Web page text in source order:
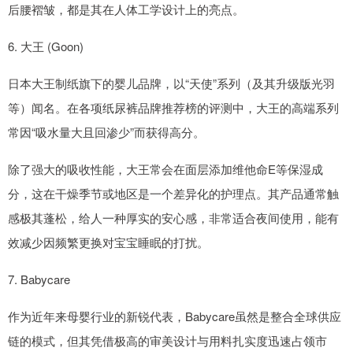
后腰褶皱，都是其在人体工学设计上的亮点。
6. 大王 (Goon)
日本大王制纸旗下的婴儿品牌，以“天使”系列（及其升级版光羽
等）闻名。在各项纸尿裤品牌推荐榜的评测中，大王的高端系列
常因“吸水量大且回渗少”而获得高分。
除了强大的吸收性能，大王常会在面层添加维他命E等保湿成
分，这在干燥季节或地区是一个差异化的护理点。其产品通常触
感极其蓬松，给人一种厚实的安心感，非常适合夜间使用，能有
效减少因频繁更换对宝宝睡眠的打扰。
7. Babycare
作为近年来母婴行业的新锐代表，Babycare虽然是整合全球供应
链的模式，但其凭借极高的审美设计与用料扎实度迅速占领市